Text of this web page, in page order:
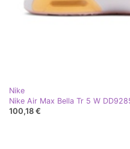
Nike
Nike Air Max Bella Tr 5 W
100,18 €